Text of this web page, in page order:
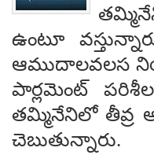
ఉంటూ
ఆముదాలవలస
పార్లమెంట్
తమ్మినేనిలో తీవ్ర
చెబుతున్నారు.